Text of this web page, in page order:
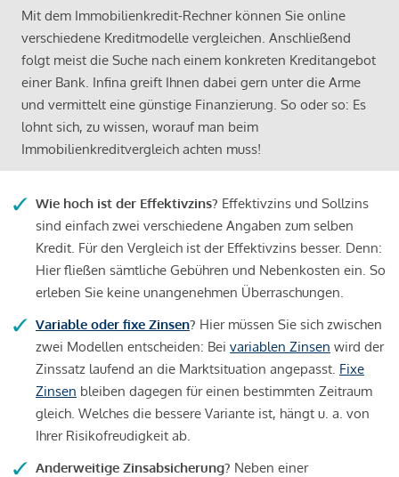
Mit dem Immobilienkredit-Rechner können Sie online
verschiedene Kreditmodelle vergleichen. Anschließend
folgt meist die Suche nach einem konkreten Kreditangebot
einer Bank. Infina greift Ihnen dabei gern unter die Arme
und vermittelt eine günstige Finanzierung. So oder so: Es
lohnt sich, zu wissen, worauf man beim
Immobilienkreditvergleich achten muss!
Wie hoch ist der Effektivzins? Effektivzins und Sollzins
sind einfach zwei verschiedene Angaben zum selben
Kredit. Für den Vergleich ist der Effektivzins besser. Denn:
Hier fließen sämtliche Gebühren und Nebenkosten ein. So
erleben Sie keine unangenehmen Überraschungen.
Variable oder fixe Zinsen? Hier müssen Sie sich zwischen
zwei Modellen entscheiden: Bei variablen Zinsen wird der
Zinssatz laufend an die Marktsituation angepasst. Fixe
Zinsen bleiben dagegen für einen bestimmten Zeitraum
gleich. Welches die bessere Variante ist, hängt u. a. von
Ihrer Risikofreudigkeit ab.
Anderweitige Zinsabsicherung? Neben einer